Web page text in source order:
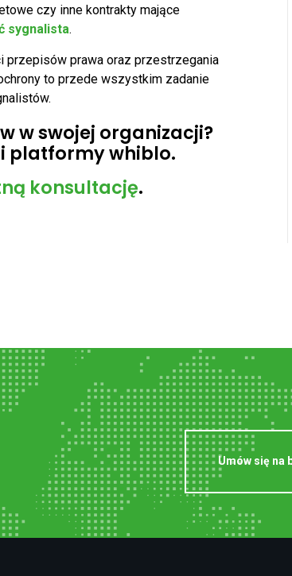
czy inne kontrakty mające
sygnalista.
przepisów prawa oraz przestrzegania
to przede wszystkim zadanie
w swojej organizacji?
platformy whiblo.
konsultację.
Umów się na